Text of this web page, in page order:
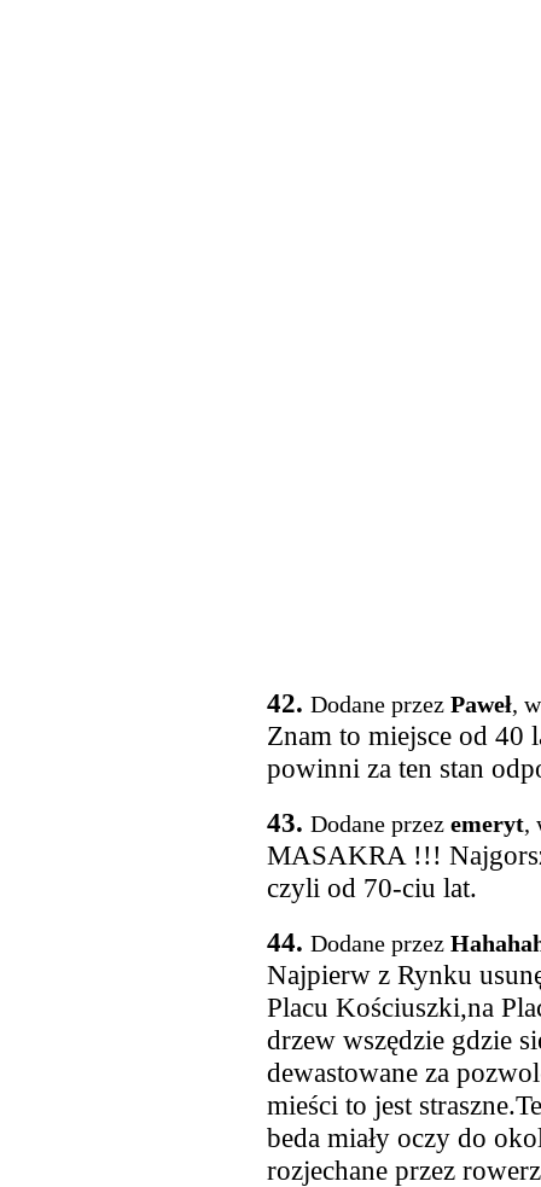
42. Dodane przez Paweł,
Znam to miejsce od 40
powinni za ten stan
43. Dodane przez emeryt,
MASAKRA !!!
czyli od 70-ciu lat.
44. Dodane przez
Najpierw z Rynku
Placu Kościuszki,na
drzew wszędzie gdzie
dewastowane za
mieści to jest
beda miały oczy do
rozjechane przez